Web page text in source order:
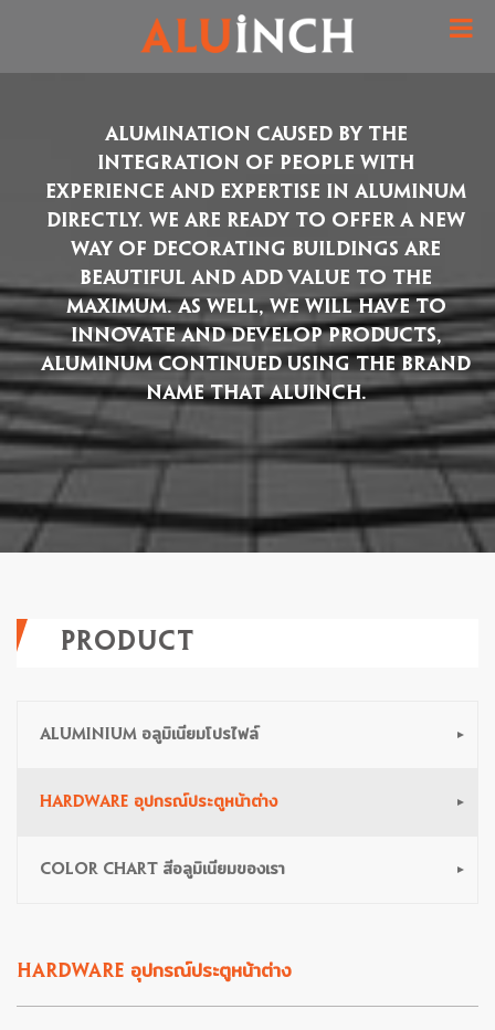
Alumination caused by the
integration of people with
experience and expertise in aluminum
directly. We are ready to offer a new
way of decorating buildings are
beautiful and add value to the
maximum. As well, we will have to
innovate and develop products,
aluminum continued using the brand
name that ALUINCH.
PRODUCT
ALUMINIUM อลูมิเนียมโปรไฟล์
HARDWARE อุปกรณ์ประตูหน้าต่าง
COLOR CHART สีอลูมิเนียมของเรา
HARDWARE อุปกรณ์ประตูหน้าต่าง